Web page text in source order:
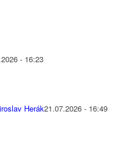
- 16:23
Herák21.07.2026 - 16:49